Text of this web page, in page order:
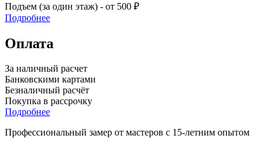
Подъем (за один этаж) - от 500 ₽
Подробнее
Оплата
За наличный расчет
Банковскими картами
Безналичный расчёт
Покупка в рассрочку
Подробнее
Профессиональный замер от мастеров с 15-летним опытом